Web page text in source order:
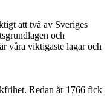
att två av Sveriges
och
våra viktigaste lagar och
Redan år 1766 fick